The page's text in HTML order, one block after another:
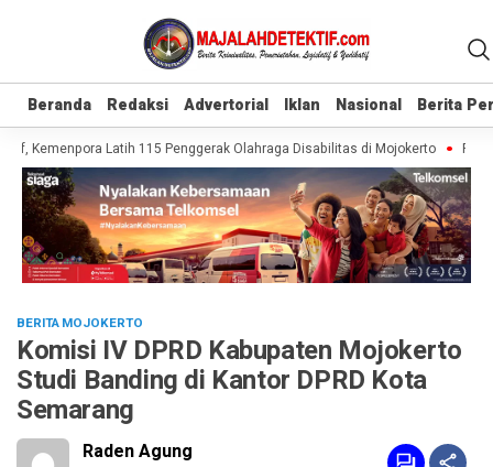
Beranda Redaksi Advertorial Iklan Nasional Berita
Beranda Redaksi Advertorial Iklan Nasional Berita
Kemenpora Latih 115 Penggerak Olahraga Disabilitas di Mojokerto
BERITA MOJOKERTO
Komisi IV DPRD Kabupaten Mojokerto
Studi Banding di Kantor DPRD Kota
Semarang
Raden Agung